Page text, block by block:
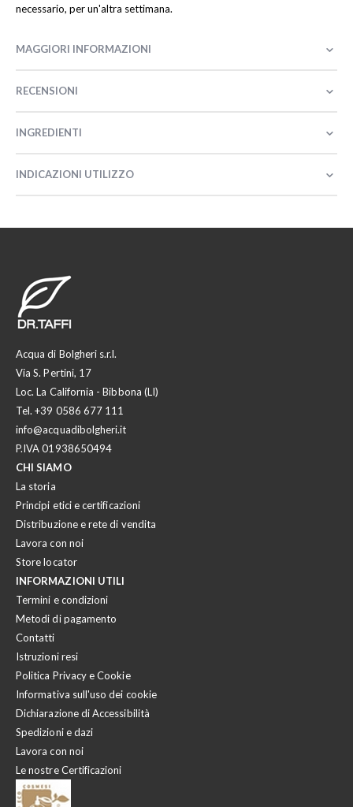
necessario, per un'altra settimana.
MAGGIORI INFORMAZIONI
RECENSIONI
INGREDIENTI
INDICAZIONI UTILIZZO
Acqua di Bolgheri s.r.l.
Via S. Pertini, 17
Loc. La California - Bibbona (LI)
Tel.+39 0586 677 111
info@acquadibolgheri.it
P.IVA 01938650494
CHI SIAMO
La storia
Principi etici e certificazioni
Distribuzione e rete di vendita
Lavora con noi
Store locator
INFORMAZIONI UTILI
Termini e condizioni
Metodi di pagamento
Contatti
Istruzioni resi
Politica Privacy e Cookie
Informativa sull'uso dei cookie
Dichiarazione di Accessibilità
Spedizioni e dazi
Lavora con noi
Le nostre Certificazioni